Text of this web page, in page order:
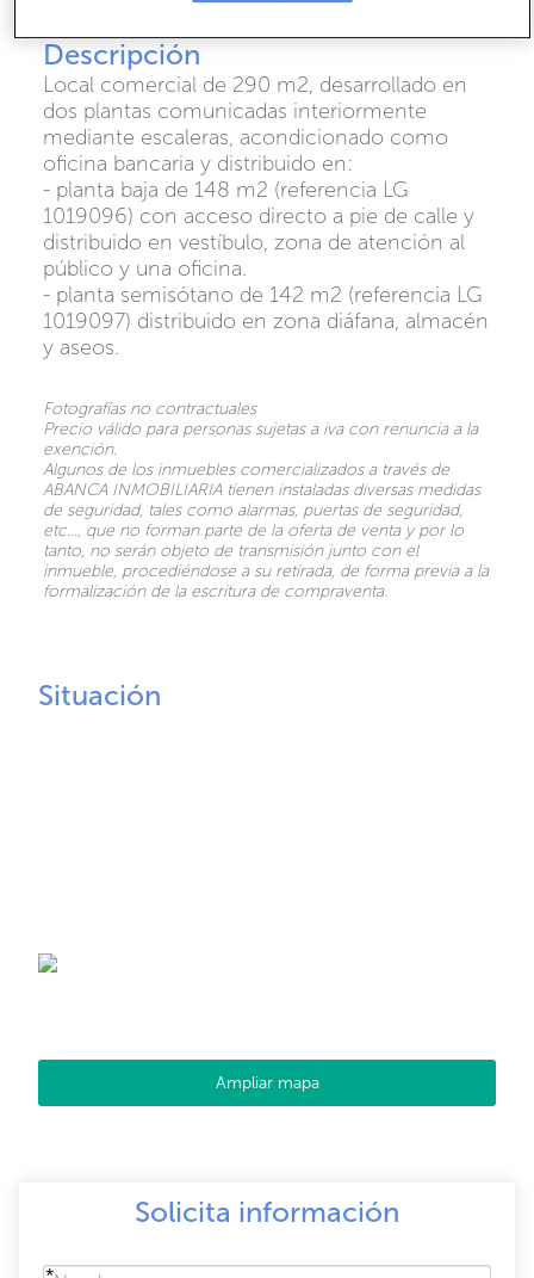
Descripción
Local comercial de 290 m2, desarrollado en
dos plantas comunicadas interiormente
mediante escaleras, acondicionado como
oficina bancaria y distribuido en:
- planta baja de 148 m2 (referencia LG
1019096) con acceso directo a pie de calle y
distribuido en vestíbulo, zona de atención al
público y una oficina.
- planta semisótano de 142 m2 (referencia LG
1019097) distribuido en zona diáfana, almacén
y aseos.
Fotografías no contractuales
Precio válido para personas sujetas a iva con renuncia a la
exención.
Algunos de los inmuebles comercializados a través de
ABANCA INMOBILIARIA tienen instaladas diversas medidas
de seguridad, tales como alarmas, puertas de seguridad,
etc…, que no forman parte de la oferta de venta y por lo
tanto, no serán objeto de transmisión junto con el
inmueble, procediéndose a su retirada, de forma previa a la
formalización de la escritura de compraventa.
Situación
Ampliar mapa
Solicita información